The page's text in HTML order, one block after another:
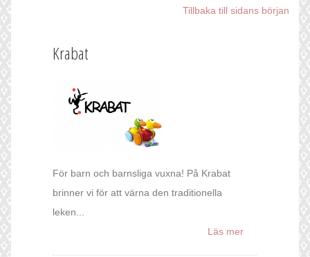
Tillbaka till sidans början
Krabat
För barn och barnsliga vuxna! På Krabat
brinner vi för att värna den traditionella
leken...
Läs mer